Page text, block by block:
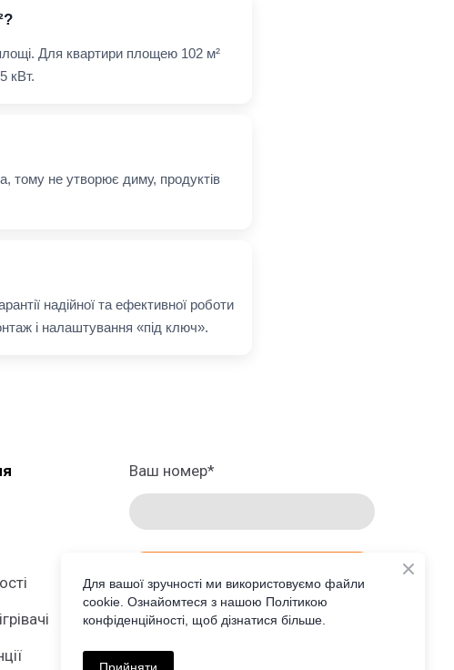
Для квартири площею 102 м²
кВт.
тому не утворює диму, продуктів
надійної та ефективної роботи
і налаштування «під ключ».
Ваш номер*
Для вашої зручності ми використовуємо файли
cookie. Ознайомтеся з нашою Політикою
конфіденційності, щоб дізнатися більше.